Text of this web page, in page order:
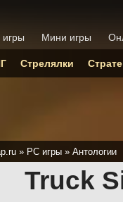
» PC игры » Антологии
Truck
игры Мини игры
Стрелялки